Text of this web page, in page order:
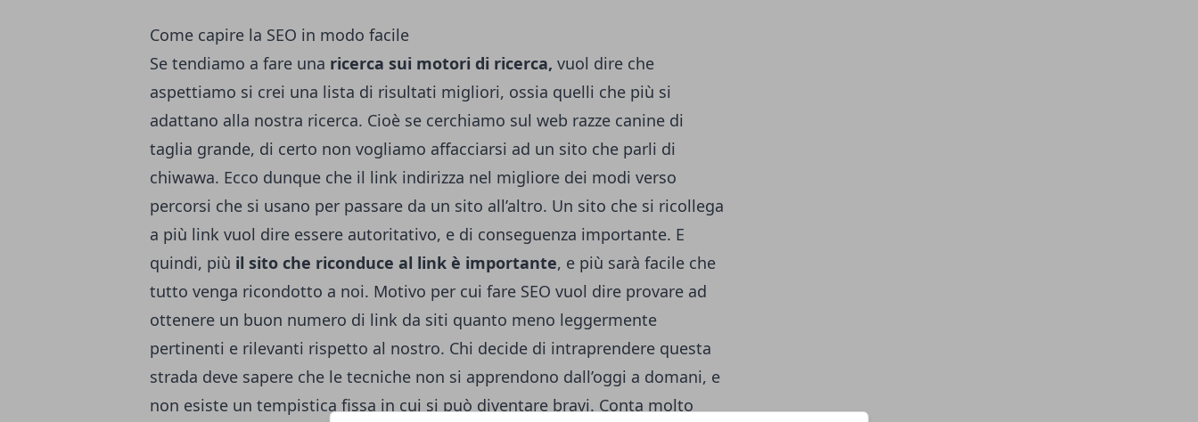
Come capire la SEO in modo facile
Se tendiamo a fare una ricerca sui motori di ricerca, vuol dire che
aspettiamo si crei una lista di risultati migliori, ossia quelli che più si
adattano alla nostra ricerca. Cioè se cerchiamo sul web razze canine di
taglia grande, di certo non vogliamo affacciarsi ad un sito che parli di
chiwawa. Ecco dunque che il link indirizza nel migliore dei modi verso
percorsi che si usano per passare da un sito all’altro. Un sito che si ricollega
a più link vuol dire essere autoritativo, e di conseguenza importante. E
quindi, più il sito che riconduce al link è importante, e più sarà facile che
tutto venga ricondotto a noi. Motivo per cui fare SEO vuol dire provare ad
ottenere un buon numero di link da siti quanto meno leggermente
pertinenti e rilevanti rispetto al nostro. Chi decide di intraprendere questa
strada deve sapere che le tecniche non si apprendono dall’oggi a domani, e
non esiste un tempistica fissa in cui si può diventare bravi. Conta molto